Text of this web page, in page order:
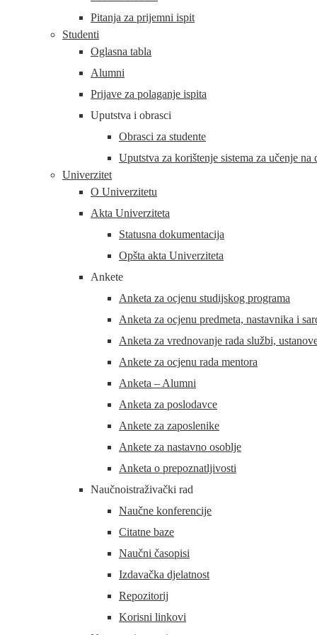
Pitanja za prijemni ispit
Studenti
Oglasna tabla
Alumni
Prijave za polaganje ispita
Uputstva i obrasci
Obrasci za studente
Uputstva za korištenje sistema za učenje
Univerzitet
O Univerzitetu
Akta Univerziteta
Statusna dokumentacija
Opšta akta Univerziteta
Ankete
Anketa za ocjenu studijskog programa
Anketa za ocjenu predmeta, nastavnika i
Anketa za vrednovanje rada službi,
Ankete za ocjenu rada mentora
Anketa – Alumni
Anketa za poslodavce
Ankete za zaposlenike
Ankete za nastavno osoblje
Anketa o prepoznatljivosti
Naučnoistraživački rad
Naučne konferencije
Citatne baze
Naučni časopisi
Izdavačka djelatnost
Repozitorij
Korisni linkovi